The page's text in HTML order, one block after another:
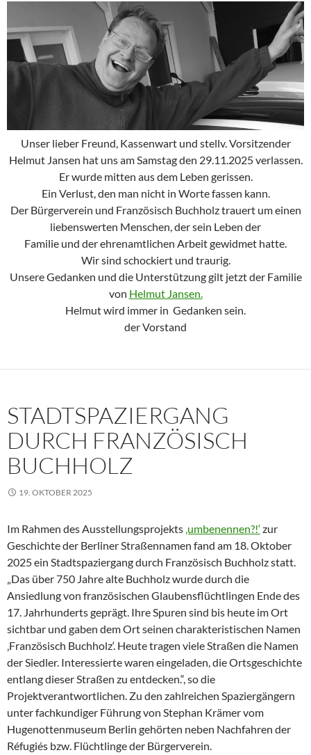
Unser lieber Freund, Kassenwart und stellv. Vorsitzender
Helmut Jansen hat uns am Samstag den 29.11.2025 verlassen.
Er wurde mitten aus dem Leben gerissen.
Ein Verlust, den man nicht in Worte fassen kann.
Der Bürgerverein und Französisch Buchholz trauert um einen
liebenswerten Menschen, der sein Leben der
Familie und der ehrenamtlichen Arbeit gewidmet hatte.
Wir sind schockiert und traurig.
Unsere Gedanken und die Unterstützung gilt jetzt der Familie
von Helmut Jansen.
Helmut wird immer in Gedanken sein.
der Vorstand
STADTSPAZIERGANG
DURCH FRANZÖSISCH
BUCHHOLZ
19. OKTOBER 2025
Im Rahmen des Ausstellungsprojekts ‚umbenennen?!‘zur
Geschichte der Berliner Straßennamen fand am 18. Oktober
2025 ein Stadtspaziergang durch Französisch Buchholz statt.
„Das über 750 Jahre alte Buchholz wurde durch die
Ansiedlung von französischen Glaubensflüchtlingen Ende des
17. Jahrhunderts geprägt. Ihre Spuren sind bis heute im Ort
sichtbar und gaben dem Ort seinen charakteristischen Namen
‚Französisch Buchholz‘. Heute tragen viele Straßen die Namen
der Siedler. Interessierte waren eingeladen, die Ortsgeschichte
entlang dieser Straßen zu entdecken.“, so die
Projektverantwortlichen. Zu den zahlreichen Spaziergängern
unter fachkundiger Führung von Stephan Krämer vom
Hugenottenmuseum Berlin gehörten neben Nachfahren der
Réfugiés bzw. Flüchtlinge der Bürgerverein.